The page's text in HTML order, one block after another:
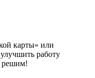
карты» или
работу